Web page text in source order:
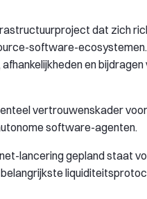
dat zich
software-
en
vertrouwenskader
software-agenten.
lancering gepland staat